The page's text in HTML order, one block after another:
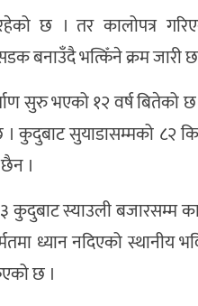
छ । तर कालोपत्र
सडक बनाउँदै भत्किँने क्रम जारी
सुरु भएको १२ वर्ष बितेको छ
। कुदुबाट सुयाडासम्मको ८२
।
कुदुबाट स्याउली बजारसम्म
ध्यान नदिएको स्थानीय
छ ।